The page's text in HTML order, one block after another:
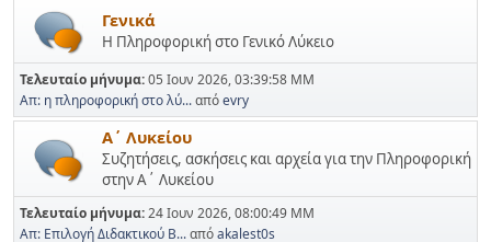
Γενικά
Η Πληροφορική στο Γενικό Λύκειο
Τελευταίο μήνυμα:05 Ιουν 2026, 03:39:58 ΜΜ
Απ: η πληροφορική στο λύ...απόevry
Α΄ Λυκείου
Συζητήσεις, ασκήσεις και αρχεία για την Πληροφορική
στην Α΄ Λυκείου
Τελευταίο μήνυμα:24 Ιουν 2026, 08:00:49 ΜΜ
Απ: Επιλογή Διδακτικού Β...απόakalest0s